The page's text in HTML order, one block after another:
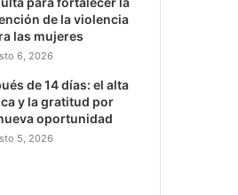
de la violencia
las mujeres
6, 2026
de 14 días: el alta
y la gratitud por
oportunidad
5, 2026